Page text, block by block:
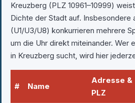
Kreuzberg (PLZ 10961–10999)
Dichte der Stadt auf. Insbesondere
(U1/U3/U8) konkurrieren mehrere
um die Uhr direkt miteinander. Wer
in Kreuzberg sucht, wird hier
# Name
Adresse &
PLZ